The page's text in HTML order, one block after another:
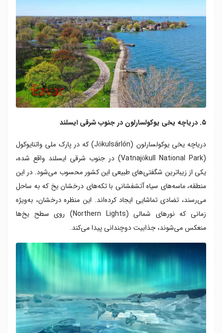
۵. دریاچه یخی یوکولسارلون در جنوب شرقی ایسلند
دریاچه یخی یوکولسارلون (Jökulsárlón) که در پارک ملی واتنایوکول
(Vatnajökull National Park) در جنوب شرقی ایسلند واقع شده،
یکی از زیباترین شگفتی‌های طبیعی این کشور محسوب می‌شود. در این
منطقه، ماسه‌های سیاه آتشفشانی با تکه‌های درخشان یخ که به ساحل
می‌رسند، تضادی تماشایی ایجاد کرده‌اند. این منظره درخشان، به‌ویژه
زمانی که نورهای شمالی (Northern Lights) روی سطح یخ‌ها
منعکس می‌شوند، جذابیت دوچندانی پیدا می‌کند.